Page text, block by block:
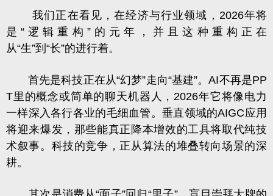
我们正在看见，在经济与行业领域，2026年将
是“逻辑重构”的元年，并且这种重构正在
从“生”到“长”的进行着。
首先是科技正在从“幻梦”走向“基建”。AI不再是PP
T里的概念或简单的聊天机器人，2026年它将像电力
一样深入各行各业的毛细血管。垂直领域的AIGC应用
将迎来爆发，那些能真正降本增效的工具将取代纯技
术叙事。科技的竞争，正从算法的堆叠转向场景的深
耕。